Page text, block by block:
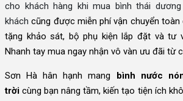
cho khách hàng khi mua bình thái
kháchcũng được miễn phí vận chuyển
tặng khảo sát, bộ phụ kiện lắp đặt và tư
Nhanh tay mua ngay nhận vô vàn ưu đãi từ
Sơn Hà hân hạnh mang
bình nước
trời cùng bạn nâng tầm, kiến tạo tiện ích